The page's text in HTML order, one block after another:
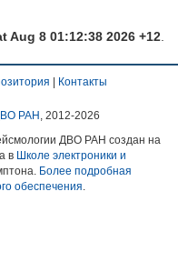
Aug 8 01:12:38 2026 +12
Контакты
РАН , 2012-2026
ДВО РАН создан на
в Школе электроники и
Более подробная
обеспечения.